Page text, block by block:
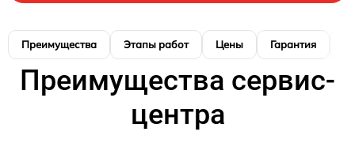
Преимущества Этапы работ Цены Гарантия
Преимущества сервис-
центра